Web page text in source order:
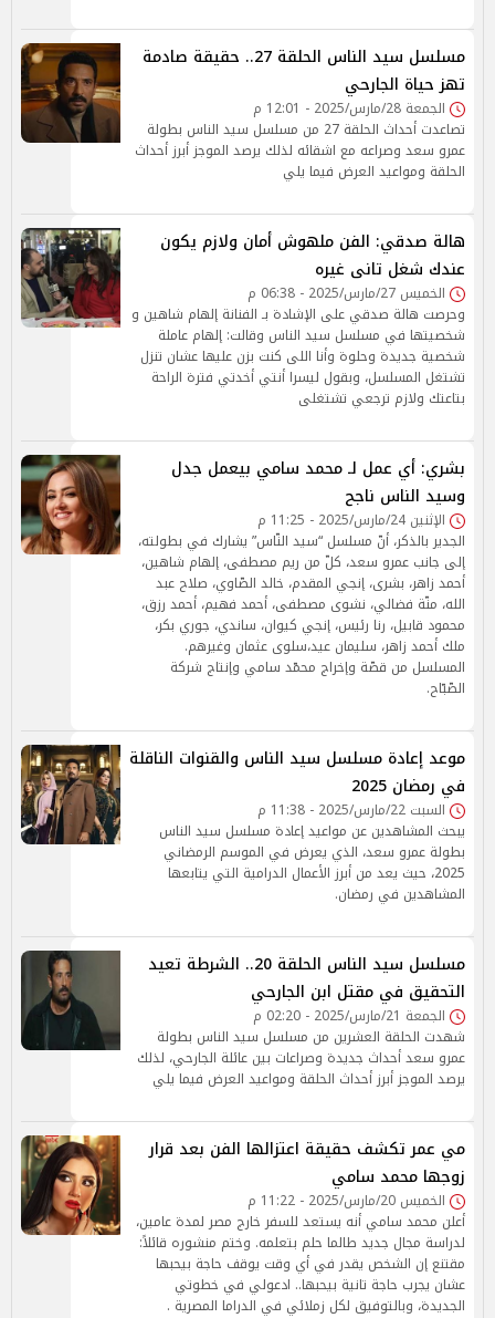
مسلسل سيد الناس الحلقة 27.. حقيقة صادمة
تهز حياة الجارحي
الجمعة 28/مارس/2025 - 12:01 م
تصاعدت أحداث الحلقة 27 من مسلسل سيد الناس بطولة
عمرو سعد وصراعه مع اشقائه لذلك يرصد الموجز أبرز أحداث
الحلقة ومواعيد العرض فيما يلي
هالة صدقي: الفن ملهوش أمان ولازم يكون
عندك شغل تانى غيره
الخميس 27/مارس/2025 - 06:38 م
وحرصت هالة صدقي على الإشادة بـ الفنانة إلهام شاهين و
شخصيتها في مسلسل سيد الناس وقالت: إلهام عاملة
شخصية جديدة وحلوة وأنا اللى كنت بزن عليها عشان تنزل
تشتغل المسلسل، وبقول ليسرا أنتي أخدتي فترة الراحة
بتاعتك ولازم ترجعي تشتغلى
بشري: أي عمل لـ محمد سامي بيعمل جدل
وسيد الناس ناجح
الإثنين 24/مارس/2025 - 11:25 م
الجدير بالذكر، أنّ مسلسل “سيد النّاس” يشارك في بطولته،
إلى جانب عمرو سعد، كلّ من ريم مصطفى، إلهام شاهين،
أحمد زاهر، بشرى، إنجي المقدم، خالد الصّاوي، صلاح عبد
الله، منّة فضالي، نشوى مصطفى، أحمد فهيم، أحمد رزق،
محمود قابيل، رنا رئيس، إنجي كيوان، ساندي، جوري بكر،
ملك أحمد زاهر، سليمان عيد،سلوى عثمان وغيرهم.
المسلسل من قصّة وإخراج محمّد سامي وإنتاج شركة
الصّبّاح.
موعد إعادة مسلسل سيد الناس والقنوات الناقلة
في رمضان 2025
السبت 22/مارس/2025 - 11:38 م
يبحث المشاهدين عن مواعيد إعادة مسلسل سيد الناس
بطولة عمرو سعد، الذي يعرض في الموسم الرمضاني
2025، حيث يعد من أبرز الأعمال الدرامية التي يتابعها
المشاهدين في رمضان.
مسلسل سيد الناس الحلقة 20.. الشرطة تعيد
التحقيق في مقتل ابن الجارحي
الجمعة 21/مارس/2025 - 02:20 م
شهدت الحلقة العشرين من مسلسل سيد الناس بطولة
عمرو سعد أحداث جديدة وصراعات بين عائلة الجارحي، لذلك
يرصد الموجز أبرز أحداث الحلقة ومواعيد العرض فيما يلي
مي عمر تكشف حقيقة اعتزالها الفن بعد قرار
زوجها محمد سامي
الخميس 20/مارس/2025 - 11:22 م
أعلن محمد سامي أنه يستعد للسفر خارج مصر لمدة عامين،
لدراسة مجال جديد طالما حلم بتعلمه. وختم منشوره قائلاً:
مقتنع إن الشخص يقدر في أي وقت يوقف حاجة بيحبها
عشان يجرب حاجة تانية بيحبها.. ادعولي في خطوتي
الجديدة، وبالتوفيق لكل زملائي في الدراما المصرية .